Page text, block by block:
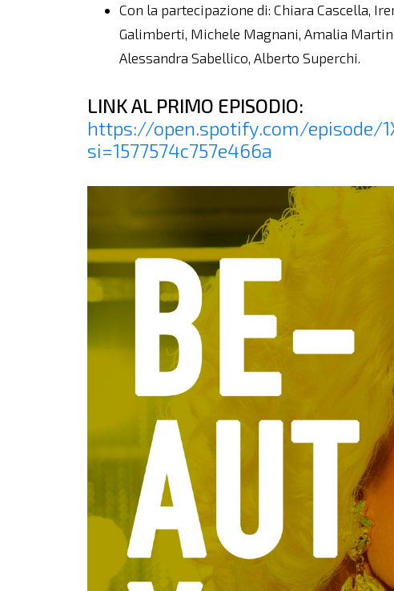
Con la partecipazione di: Chiara Cascella,
Galimberti, Michele Magnani, Amalia
Alessandra Sabellico, Alberto Superchi.
LINK AL PRIMO EPISODIO:
https://open.spotify.com/episode/
si=1577574c757e466a